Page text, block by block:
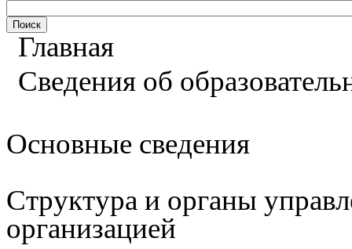
Главная
Сведения об
Основные сведения
Структура и органы
организацией